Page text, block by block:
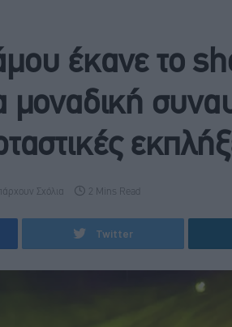
έκανε το
μοναδική
Σχόλια 2 Mins Read
Twitter